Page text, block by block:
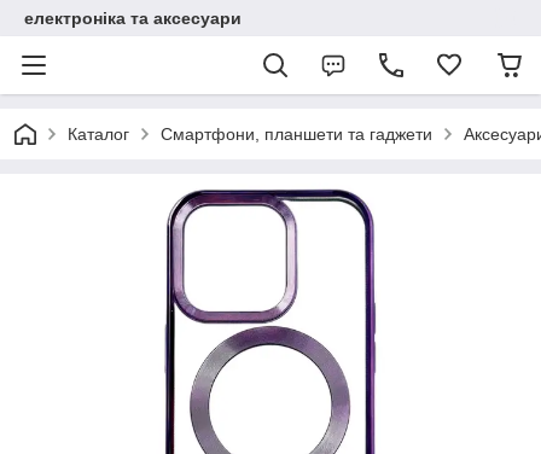
електроніка та аксесуари
Каталог Смартфони, планшети та гаджети